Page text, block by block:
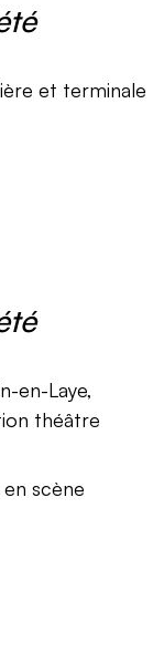
et terminale
en-Laye,
théâtre
scène